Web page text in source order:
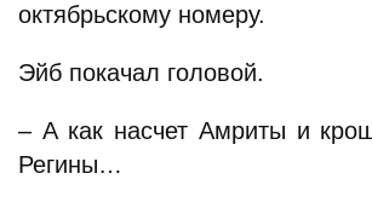
октябрьскому номеру.
Эйб покачал головой.
– А как насчет Амриты и
Регины…